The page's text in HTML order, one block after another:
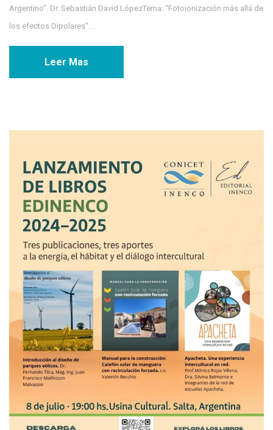
Argentino”. Dr. Sebastián David LópezTema: “Fotoionización más allá de
los efectos Dipolares”....
Leer Mas